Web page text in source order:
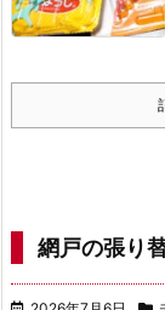
網戸の張り